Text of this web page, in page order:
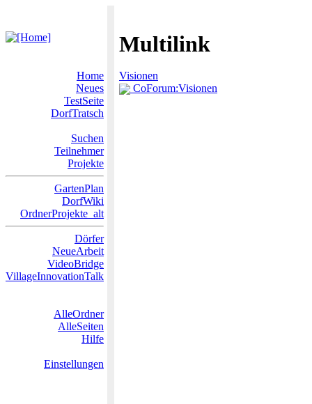
Multilink
Home
Neues
TestSeite
DorfTratsch
Suchen
Teilnehmer
Projekte
GartenPlan
DorfWiki
OrdnerProjekte_alt
Dörfer
NeueArbeit
VideoBridge
VillageInnovationTalk
AlleOrdner
AlleSeiten
Hilfe
Einstellungen
Visionen
CoForum:Visionen